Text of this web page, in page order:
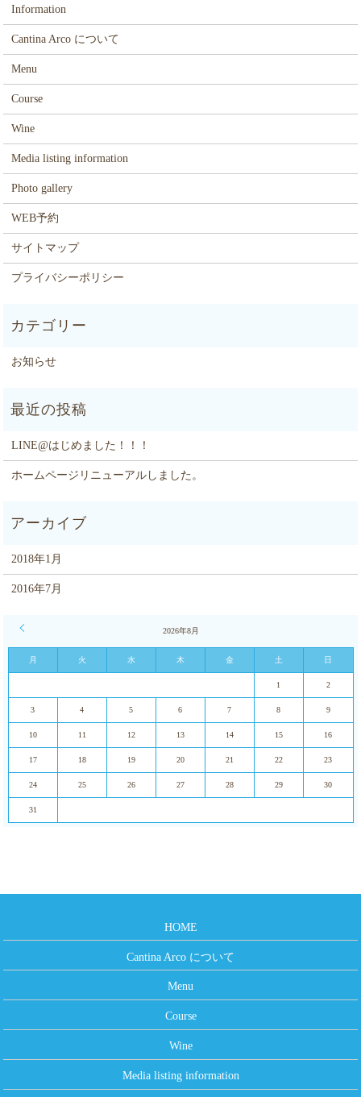
Information
Cantina Arco について
Menu
Course
Wine
Media listing information
Photo gallery
WEB予約
サイトマップ
プライバシーポリシー
お知らせ
LINE@はじめました！！！
ホームページリニューアルしました。
2018年1月
2016年7月
2026年8月
月 火 水 木 金 土 日
1 2
3 4 5 6 7 8 9
10 11 12 13 14 15 16
17 18 19 20 21 22 23
24 25 26 27 28 29 30
31
HOME
Cantina Arco について
Menu
Course
Wine
Media listing information